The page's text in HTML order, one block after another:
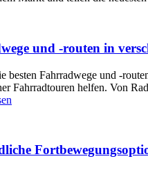
und -routen in
besten Fahrradwege und -
Fahrradtouren helfen. Von